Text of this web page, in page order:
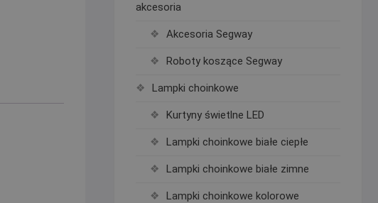
akcesoria
Akcesoria Segway
Roboty koszące Segway
Lampki choinkowe
Kurtyny świetlne LED
Lampki choinkowe białe ciepłe
Lampki choinkowe białe zimne
Lampki choinkowe kolorowe